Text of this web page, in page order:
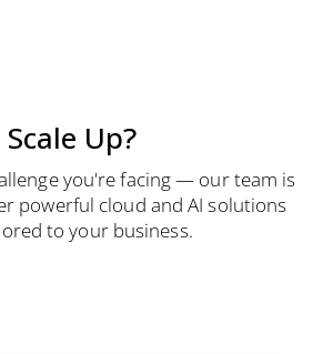
Scale Up?
you're facing — our team is
powerful cloud and AI solutions
to your business.